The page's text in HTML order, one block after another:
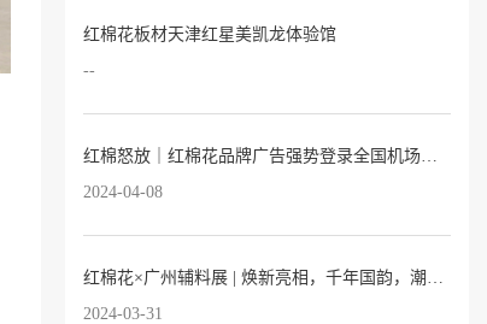
红棉花板材天津红星美凯龙体验馆
--
红棉怒放｜红棉花品牌广告强势登录全国机场及高铁站！
2024-04-08
2024-03-31